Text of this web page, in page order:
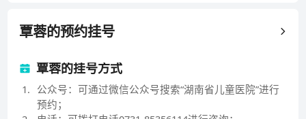
覃蓉的预约挂号
覃蓉的挂号方式
1. 公众号：可通过微信公众号搜索“湖南省儿童医院”进行
预约；